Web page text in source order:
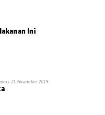
Ini
21 November 2019